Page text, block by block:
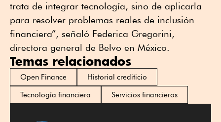
trata de integrar tecnología, sino de aplicarla
para resolver problemas reales de inclusión
financiera”, señaló Federica Gregorini,
directora general de Belvo en México.
Temas relacionados
Open Finance
Historial crediticio
Tecnología financiera
Servicios financieros